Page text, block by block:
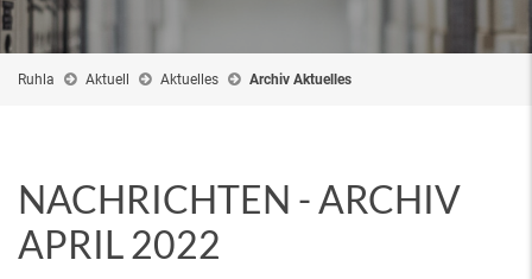
Ruhla Aktuell Aktuelles Archiv Aktuelles
NACHRICHTEN - ARCHIV
APRIL 2022